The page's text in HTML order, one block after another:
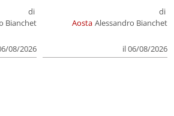
di
Bianchet
08/2026
Aosta
di
Alessandro Bianchet
il 06/08/2026